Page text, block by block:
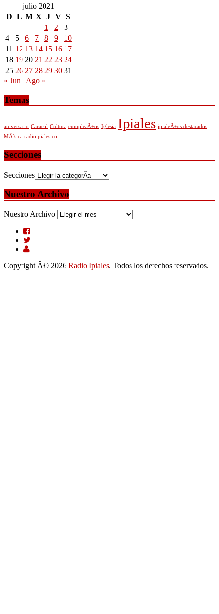
julio 2021
D L M X J V S
1
2
3
4
5 6 7 8 9
10
11 12 13 14 15 16 17
18 19 20 21 22 23 24
25 26 27 28 29 30 31
« Jun
Ago »
Temas
aniversario Caracol Cultura cumpleaÃ±os Iglesia Ipiales ipialeÃ±os destacados
MÃºsica radioipiales.co
Secciones
Secciones
Nuestro Archivo
Nuestro Archivo
Copyright Â© 2026 Radio Ipiales. Todos los derechos reservados.